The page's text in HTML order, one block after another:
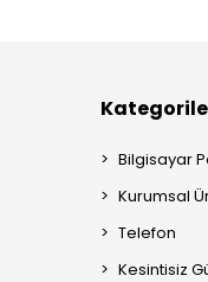
Bilgisayar
Kurumsal
Telefon
Kesintisiz